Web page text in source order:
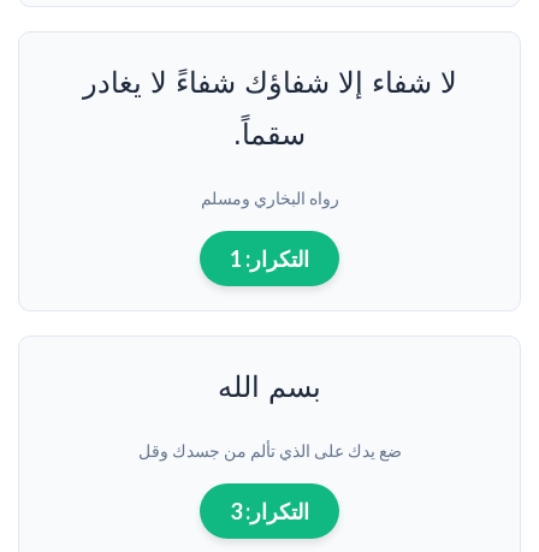
الشفاء
خلاصة
لا شفاء إلا شفاؤك شفاءً لا يغادر
سقماً.
رواه البخاري ومسلم
التكرار: 1
بسم الله
ضع يدك على الذي تألم من جسدك وقل
التكرار:3